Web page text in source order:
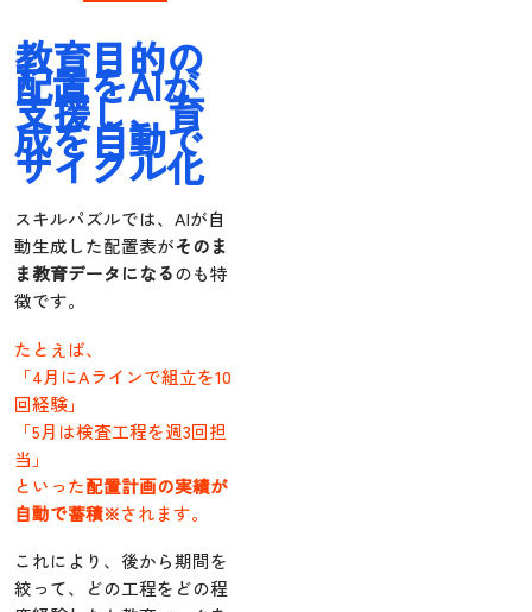
教育目的の
配置をAIが
支援し、育
成を自動で
サイクル化
スキルパズルでは、AIが自
動生成した配置表がそのま
ま教育データになるのも特
徴です。
たとえば、
「4月にAラインで組立を10
回経験」
「5月は検査工程を週3回担
当」
といった配置計画の実績が
自動で蓄積※されます。
これにより、後から期間を
絞って、どの工程をどの程